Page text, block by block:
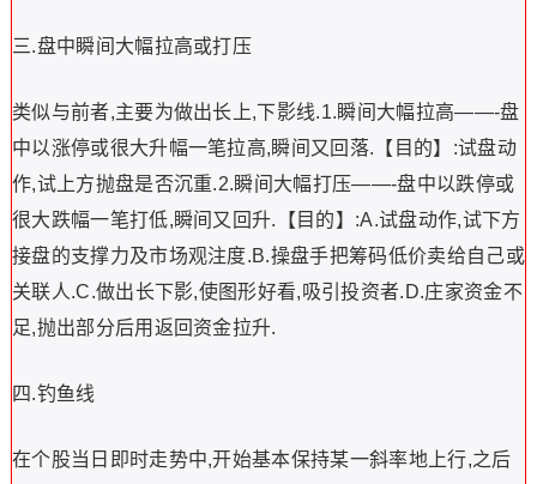
三.盘中瞬间大幅拉高或打压
类似与前者,主要为做出长上,下影线.1.瞬间大幅拉高——-盘
中以涨停或很大升幅一笔拉高,瞬间又回落.【目的】:试盘动
作,试上方抛盘是否沉重.2.瞬间大幅打压——-盘中以跌停或
很大跌幅一笔打低,瞬间又回升.【目的】:A.试盘动作,试下方
接盘的支撑力及市场观注度.B.操盘手把筹码低价卖给自己或
关联人.C.做出长下影,使图形好看,吸引投资者.D.庄家资金不
足,抛出部分后用返回资金拉升.
四.钓鱼线
在个股当日即时走势中,开始基本保持某一斜率地上行,之后